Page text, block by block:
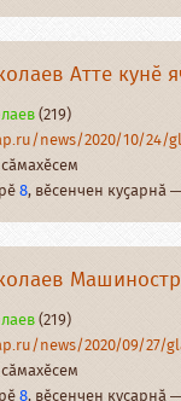
Атте кунӗ
(219)
news/2020/10/24/
8, вӗсенчен куҫарнӑ
(219)
news/2020/09/27/